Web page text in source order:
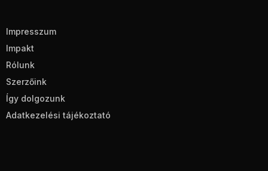
Impresszum
Impakt
Rólunk
Szerzőink
Így dolgozunk
Adatkezelési tájékoztató